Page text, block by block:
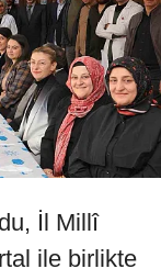
İl Millî
ile birlikte